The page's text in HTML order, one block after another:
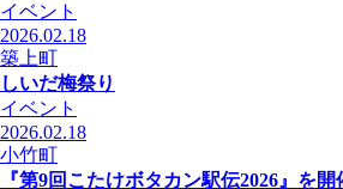
イベント
2026.02.18
築上町
しいだ梅祭り
イベント
2026.02.18
小竹町
『第9回こたけボタカン駅伝2026』を開